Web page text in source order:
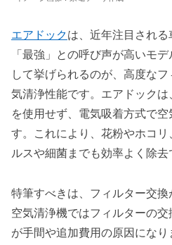
エアドックは、近年注目され
「最強」との呼び声が高いモ
して挙げられるのが、高度な
気清浄性能です。エアドック
を使用せず、電気吸着方式で
す。これにより、花粉やホコ
ルスや細菌までも効率よく除去
特筆すべきは、フィルター交
空気清浄機ではフィルターの
が手間や追加費用の原因にな